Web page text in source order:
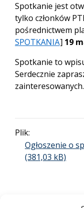
Spotkanie jest
tylko członków
pośrednictwem
SPOTKANIA] 19
Spotkanie to
Serdecznie
zainteresowanych.
Plik:
Ogłoszenie o